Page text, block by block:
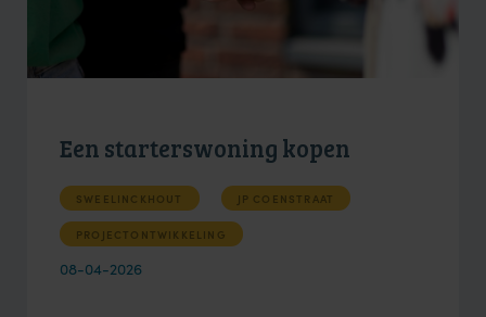
Een starterswoning kopen
SWEELINCKHOUT JP COENSTRAAT
PROJECTONTWIKKELING
08-04-2026